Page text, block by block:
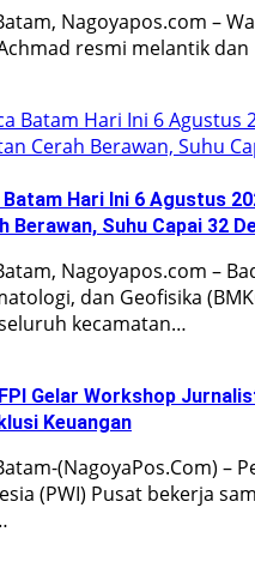
Nagoyapos.com –
resmi melantik dan
Hari Ini 6 Agustus
Berawan, Suhu Capai 32
Nagoyapos.com –
dan Geofisika
kecamatan…
Gelar Workshop
Keuangan
(NagoyaPos.Com) –
(PWI) Pusat bekerja